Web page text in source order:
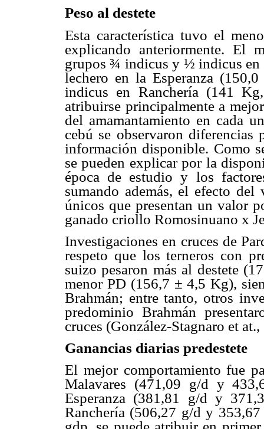
Peso al destete
Esta característica tuvo el
explicando anteriormente. El
grupos ¾ indicus y ½ indicus
lechero en la Esperanza
indicus en Ranchería (141
atribuirse principalmente a
del amamantamiento en cada
cebú se observaron diferencias
información disponible. Como
se pueden explicar por la
época de estudio y los
sumando además, el efecto
únicos que presentan un valor
ganado criollo Romosinuano x
Investigaciones en cruces de
respeto que los terneros con
suizo pesaron más al destete
menor PD (156,7 ± 4,5 Kg),
Brahmán; entre tanto, otros
predominio Brahmán
cruces (González-Stagnaro et
Ganancias diarias predestete
El mejor comportamiento fue
Malavares (471,09 g/d y
Esperanza (381,81 g/d y
Ranchería (506,27 g/d y